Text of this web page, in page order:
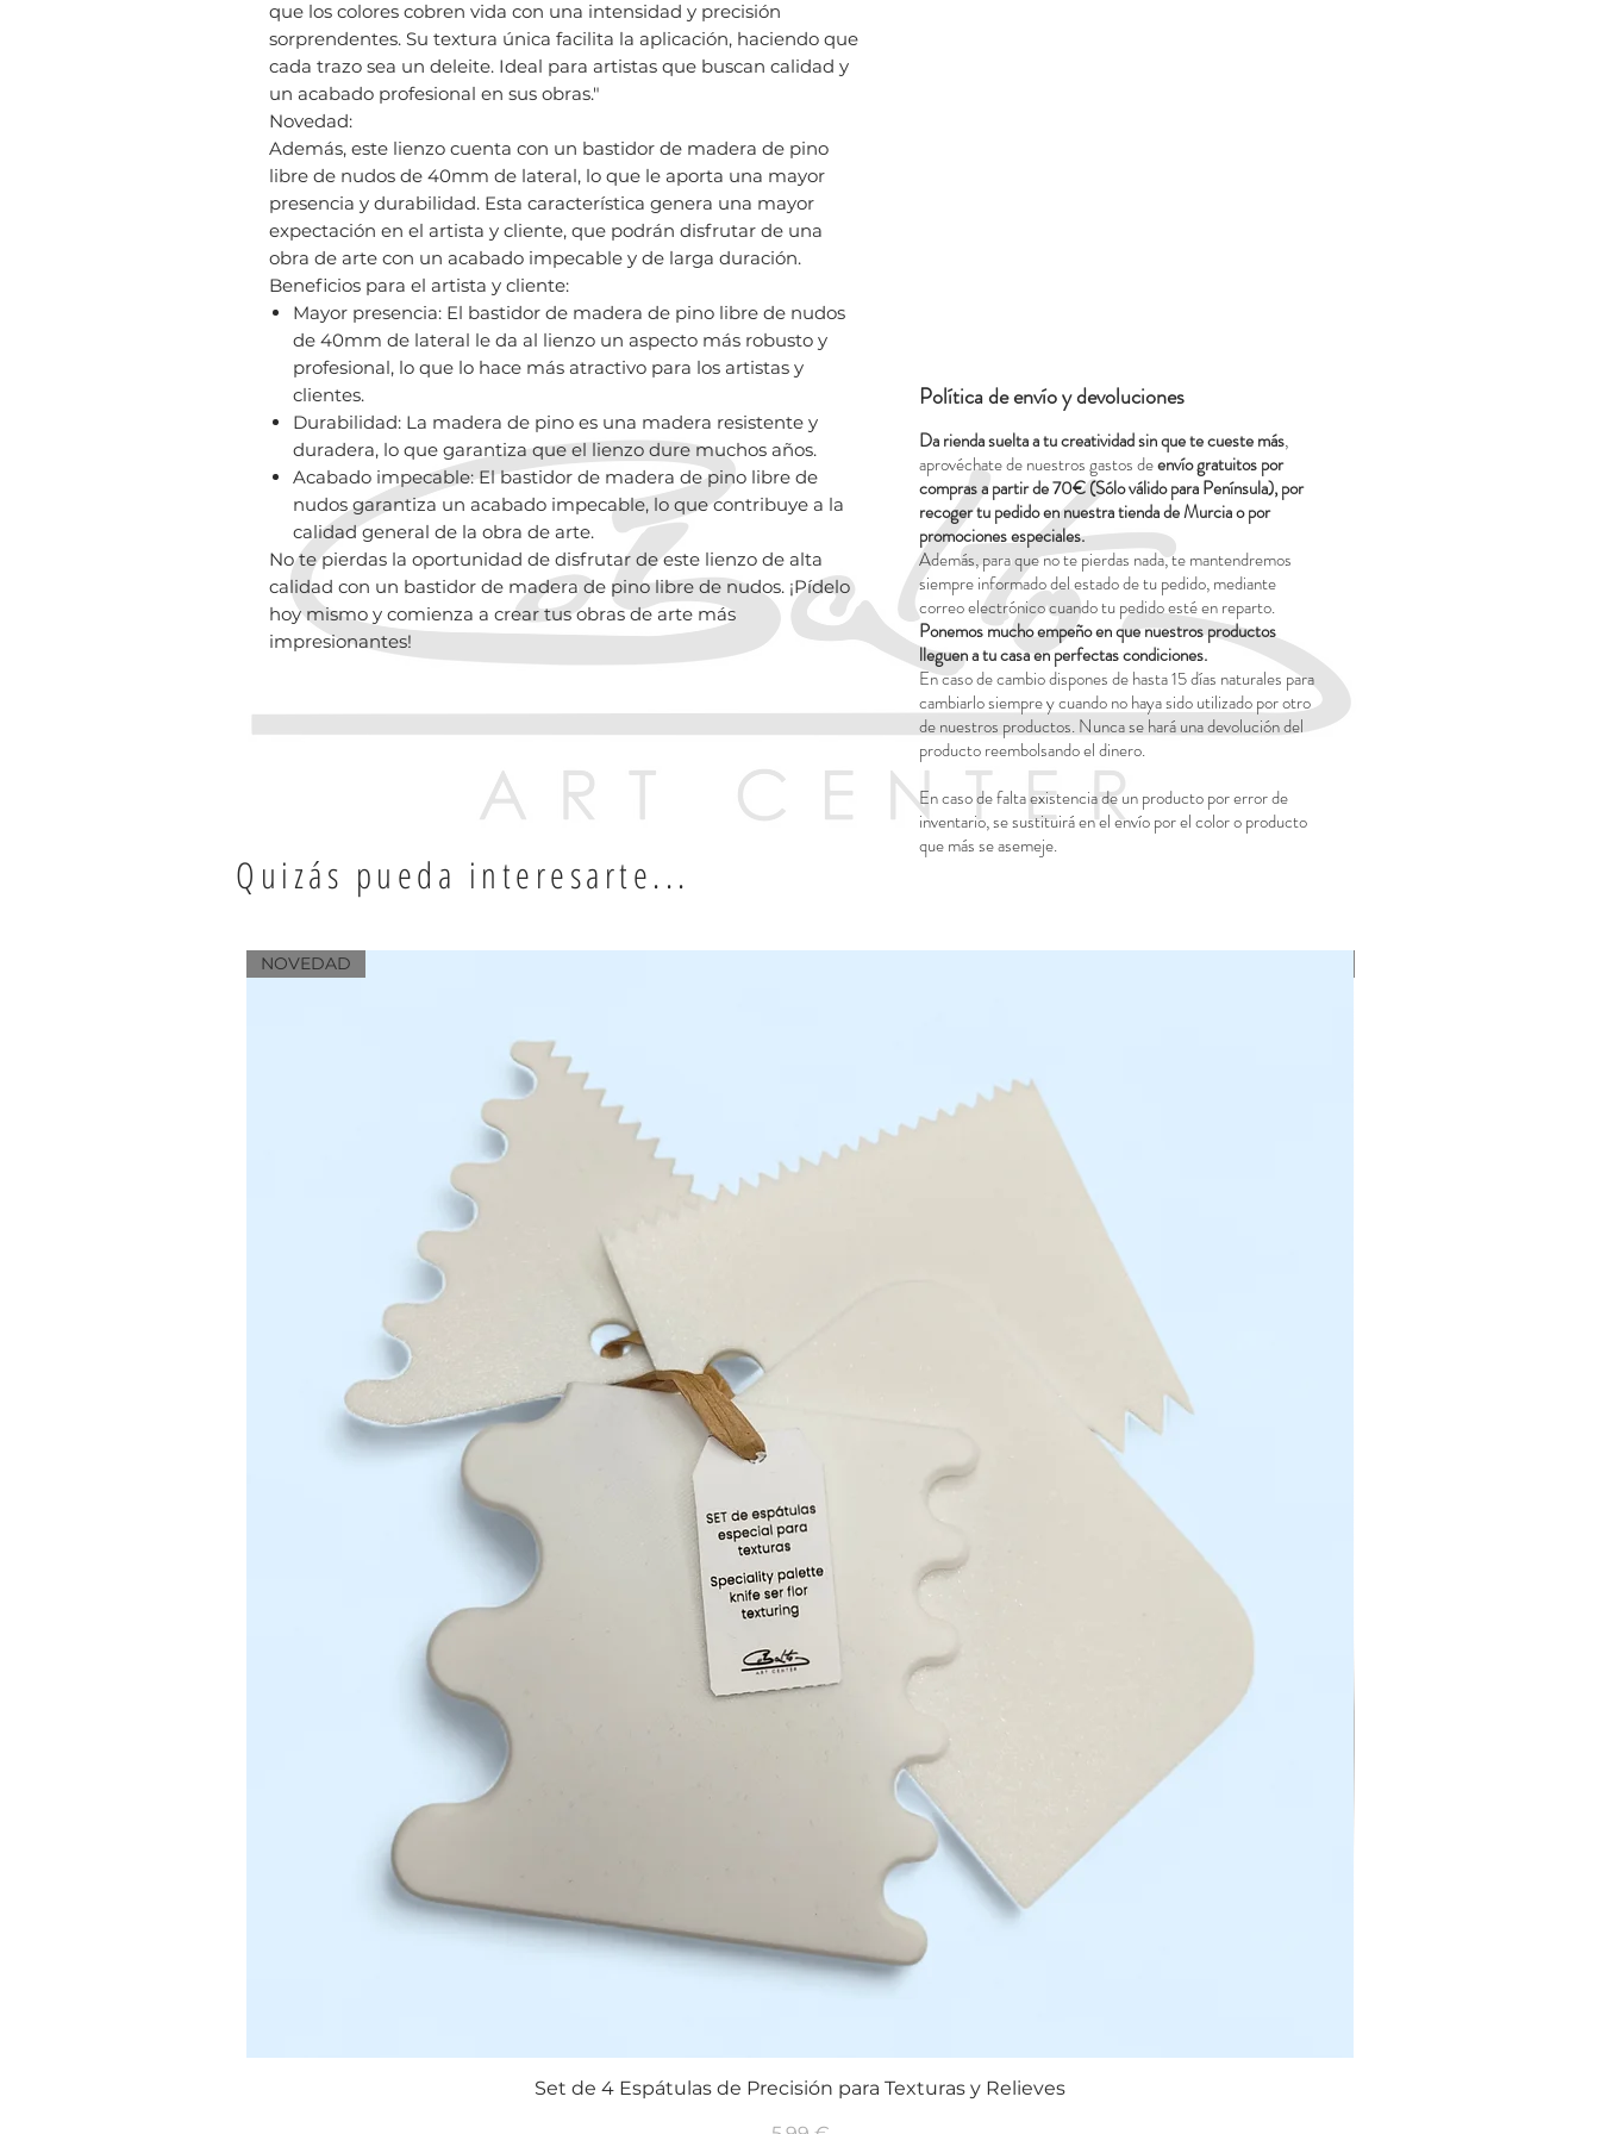
que los colores cobren vida con una intensidad y precisión
sorprendentes. Su textura única facilita la aplicación, haciendo que
cada trazo sea un deleite. Ideal para artistas que buscan calidad y
un acabado profesional en sus obras."
Novedad:
Además, este lienzo cuenta con un bastidor de madera de pino
libre de nudos de 40mm de lateral, lo que le aporta una mayor
presencia y durabilidad. Esta característica genera una mayor
expectación en el artista y cliente, que podrán disfrutar de una
obra de arte con un acabado impecable y de larga duración.
Beneficios para el artista y cliente:
Mayor presencia: El bastidor de madera de pino libre de nudos
de 40mm de lateral le da al lienzo un aspecto más robusto y
profesional, lo que lo hace más atractivo para los artistas y
clientes.
Durabilidad: La madera de pino es una madera resistente y
duradera, lo que garantiza que el lienzo dure muchos años.
Acabado impecable: El bastidor de madera de pino libre de
nudos garantiza un acabado impecable, lo que contribuye a la
calidad general de la obra de arte.
No te pierdas la oportunidad de disfrutar de este lienzo de alta
calidad con un bastidor de madera de pino libre de nudos. ¡Pídelo
hoy mismo y comienza a crear tus obras de arte más
impresionantes!
Política de envío y devoluciones
Da rienda suelta a tu creatividad sin que te cueste más,
aprovéchate de nuestros gastos deenvío gratuitos por
compras a partir de 70€ (Sólo válido para Península), por
recoger tu pedido en nuestra tienda de Murcia o por
promociones especiales.
Además, para que no te pierdas nada, te mantendremos
siempre informado del estado de tu pedido, mediante
correo electrónico cuando tu pedido esté en reparto.
Ponemos mucho empeño en que nuestros productos
lleguen a tu casa en perfectas condiciones.
En caso de cambio dispones de hasta 15 días naturales para
cambiarlo siempre y cuando no haya sido utilizado por otro
de nuestros productos. Nunca se hará una devolución del
producto reembolsando el dinero.
En caso de falta existencia de un producto por error de
inventario, se sustituirá en el envío por el color o producto
que más se asemeje.
Productos relacionados
Vista rápida
NOVEDAD
Set de 4 Espátulas de Precisión para Texturas y Relieves
Quizás pueda interesarte...